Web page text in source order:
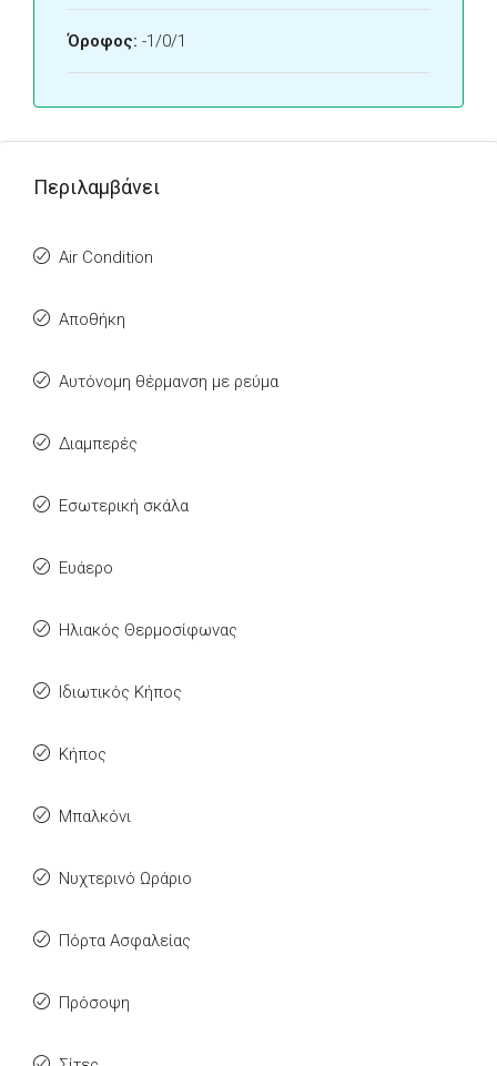
Όροφος: -1/0/1
Περιλαμβάνει
Air Condition
Αποθήκη
Αυτόνομη θέρμανση με ρεύμα
Διαμπερές
Εσωτερική σκάλα
Ευάερο
Ηλιακός Θερμοσίφωνας
Ιδιωτικός Κήπος
Κήπος
Μπαλκόνι
Νυχτερινό Ωράριο
Πόρτα Ασφαλείας
Πρόσοψη